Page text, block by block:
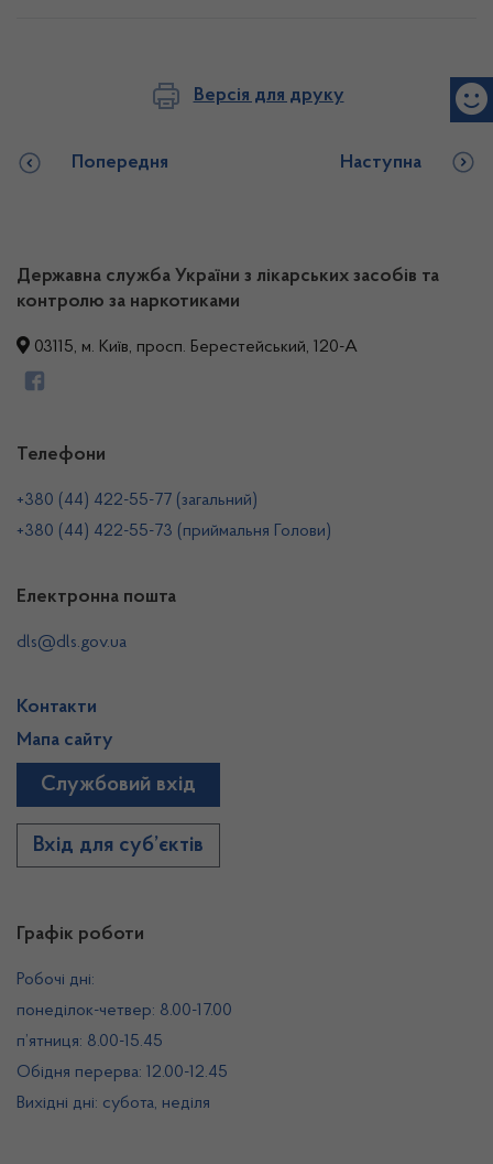
Версія для друку
Попередня Наступна
Державна служба України з лікарських засобів та
контролю за наркотиками
03115, м. Київ, просп. Берестейський, 120-А
Графік роботи
Робочі дні:
понеділок-четвер: 8.00-17.00
п’ятниця: 8.00-15.45
Обідня перерва: 12.00-12.45
Вихідні дні: субота, неділя
Телефони
+380 (44) 422-55-77 (загальний)
+380 (44) 422-55-73 (приймальня Голови)
Електронна пошта
dls@dls.gov.ua
Контакти
Мапа сайту
Службовий вхід
Вхід для суб’єктів